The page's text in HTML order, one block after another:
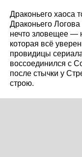
Драконьего хаоса
Драконьего
нечто зловещее —
которая всё
провидицы
воссоединился с
после стычки у
строю.